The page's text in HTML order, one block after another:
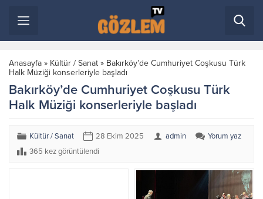
Anasayfa » Kültür / Sanat » Bakırköy’de Cumhuriyet Coşkusu Türk
Halk Müziği konserleriyle başladı
Bakırköy’de Cumhuriyet Coşkusu Türk
Halk Müziği konserleriyle başladı
Kültür / Sanat 28 Ekim 2025 admin
Yorum yaz
365 kez görüntülendi